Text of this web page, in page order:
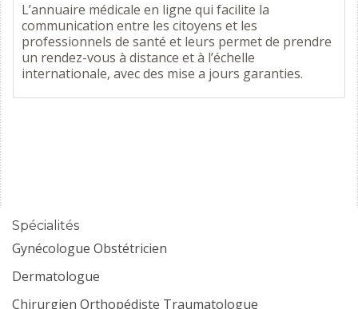
L’annuaire médicale en ligne qui facilite la
communication entre les citoyens et les
professionnels de santé et leurs permet de prendre
un rendez-vous à distance et à l’échelle
internationale, avec des mise a jours garanties.
Spécialités
Gynécologue Obstétricien
Dermatologue
Chirurgien Orthopédiste Traumatologue